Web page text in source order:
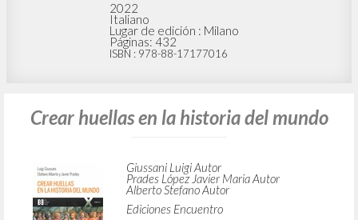
2022
Italiano
Lugar de edición : Milano
Páginas: 432
ISBN : 978-88-17177016
Crear huellas en la historia del mundo
Giussani Luigi Autor
Prades López Javier Maria Autor
Alberto Stefano Autor
Ediciones Encuentro